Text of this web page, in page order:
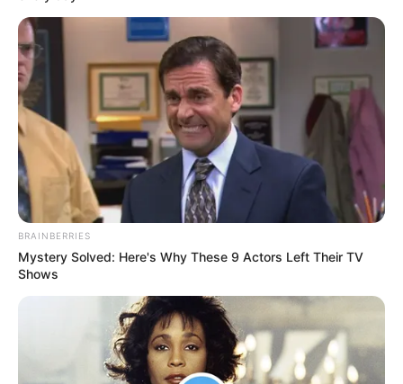
Pemain
Akting
Musik
BRAINBERRIES
Mystery Solved: Here's Why These 9 Actors Left Their TV
Shows